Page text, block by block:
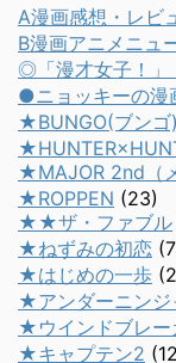
A漫画感想・レビ
B漫画アニメニュ
◎「漫才女子！」
●ニョッキーの漫
★BUNGO(ブンゴ)
★MAJOR 2nd（
★ROPPEN (23)
★★ザ・ファブル
★ねずみの初恋
★はじめの一歩
★アンダーニンジ
★ウインドブレー
★キャプテン2